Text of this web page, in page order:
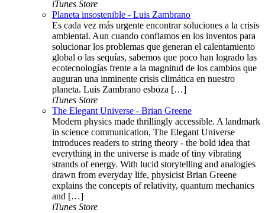
iTunes Store
Planeta insostenible - Luis Zambrano
Es cada vez más urgente encontrar soluciones a la crisis
ambiental. Aun cuando confiamos en los inventos para
solucionar los problemas que generan el calentamiento
global o las sequías, sabemos que poco han logrado las
ecotecnologías frente a la magnitud de los cambios que
auguran una inminente crisis climática en nuestro
planeta. Luis Zambrano esboza […]
iTunes Store
The Elegant Universe - Brian Greene
Modern physics made thrillingly accessible. A landmark
in science communication, The Elegant Universe
introduces readers to string theory - the bold idea that
everything in the universe is made of tiny vibrating
strands of energy. With lucid storytelling and analogies
drawn from everyday life, physicist Brian Greene
explains the concepts of relativity, quantum mechanics
and […]
iTunes Store